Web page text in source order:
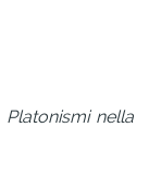
Platonismi nella